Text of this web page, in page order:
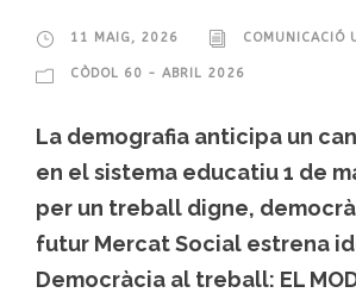
11 MAIG, 2026 COMUNICACIÓ
CÒDOL 60 - ABRIL 2026
La demografia anticipa un
en el sistema educatiu 1 de
per un treball digne,
futur Mercat Social estrena
Democràcia al treball: EL